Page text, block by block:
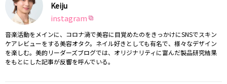
Keiju
instagram
音楽活動をメインに、コロナ渦で美容に目覚めたのをきっかけにSNSでスキン
ケアレビューをする美容オタク。ネイル好きとしても有名で、様々なデザイン
を楽しむ。美的リーダーズブログでは、オリジナリティに富んだ製品研究結果
をもとにした記事が反響を呼んでいる。